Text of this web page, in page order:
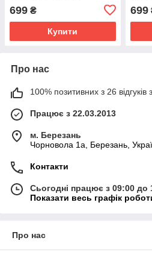
699 ₴
Купити
699
Про нас
100% позитивних з 26 відгуків
Працює з 22.03.2013
м. Березань
Чорновола 1а, Березань,
Контакти
Сьогодні працює з 09:00 до
Показати весь графік
Про нас